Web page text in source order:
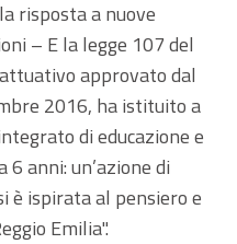
risposta a nuove
– E la legge 107 del
approvato dal
2016, ha istituito a
di educazione e
anni: un’azione di
è ispirata al pensiero e
Emilia".